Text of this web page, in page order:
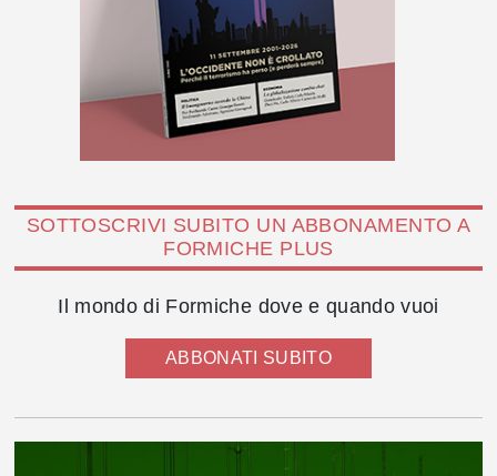
SOTTOSCRIVI SUBITO UN ABBONAMENTO A
FORMICHE PLUS
Il mondo di Formiche dove e quando vuoi
ABBONATI SUBITO